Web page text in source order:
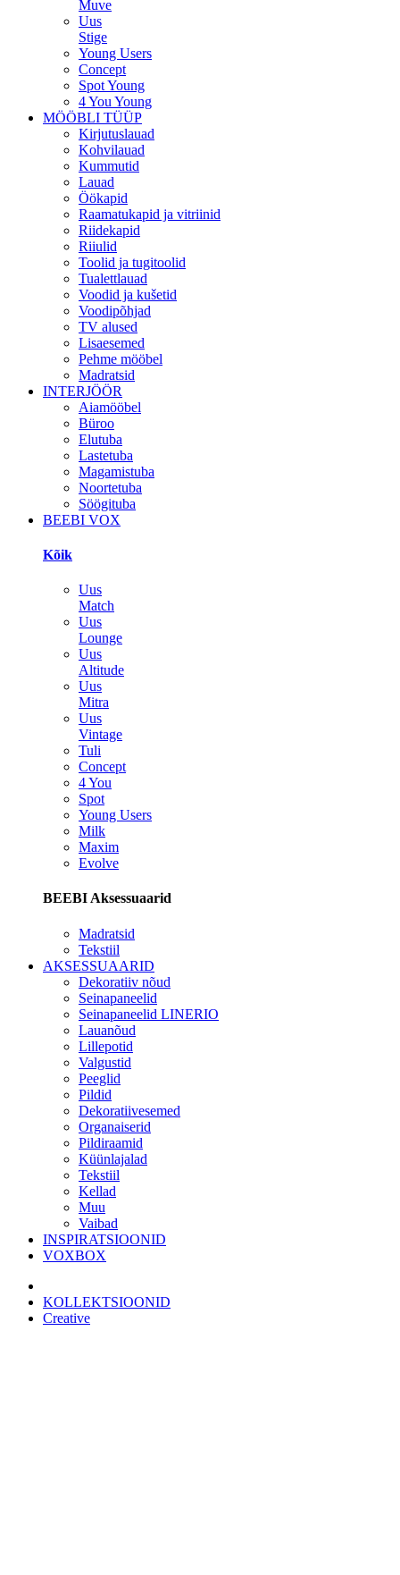
Muve
Uus
Stige
Young Users
Concept
Spot Young
4 You Young
MÖÖBLI TÜÜP
Kirjutuslauad
Kohvilauad
Kummutid
Lauad
Öökapid
Raamatukapid ja vitriinid
Riidekapid
Riiulid
Toolid ja tugitoolid
Tualettlauad
Voodid ja kušetid
Voodipõhjad
TV alused
Lisaesemed
Pehme mööbel
Madratsid
INTERJÖÖR
Aiamööbel
Büroo
Elutuba
Lastetuba
Magamistuba
Noortetuba
Söögituba
BEEBI VOX
Kõik
Uus
Match
Uus
Lounge
Uus
Altitude
Uus
Mitra
Uus
Vintage
Tuli
Concept
4 You
Spot
Young Users
Milk
Maxim
Evolve
BEEBI Aksessuaarid
Madratsid
Tekstiil
AKSESSUAARID
Dekoratiiv nõud
Seinapaneelid
Seinapaneelid LINERIO
Lauanõud
Lillepotid
Valgustid
Peeglid
Pildid
Dekoratiivesemed
Organaiserid
Pildiraamid
Küünlajalad
Tekstiil
Kellad
Muu
Vaibad
INSPIRATSIOONID
VOXBOX
KOLLEKTSIOONID
Creative